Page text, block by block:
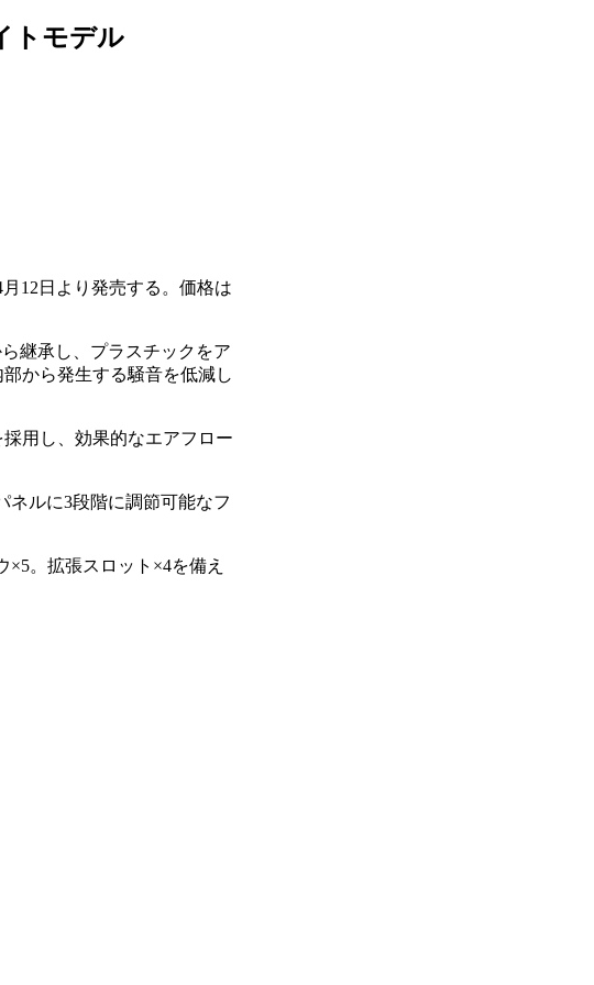
トモデル
12日より発売する。価格は
継承し、プラスチックをア
から発生する騒音を低減し
用し、効果的なエアフロー
ネルに3段階に調節可能なフ
。拡張スロット×4を備え